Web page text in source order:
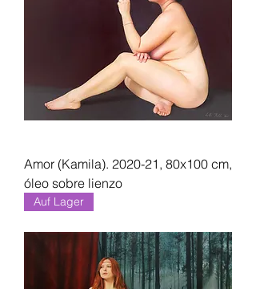
Amor (Kamila). 2020-21, 80x100 cm,
óleo sobre lienzo
Auf Lager